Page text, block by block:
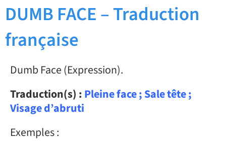
DUMB FACE – Traduction
française
Dumb Face (Expression).
Traduction(s) :Pleine face ; Sale tête ;
Visage d’abruti
Exemples :